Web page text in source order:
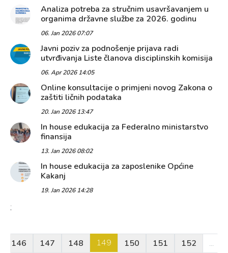
Analiza potreba za stručnim usavršavanjem u
organima državne službe za 2026. godinu
06. Jan 2026 07:07
Javni poziv za podnošenje prijava radi
utvrđivanja Liste članova disciplinskih komisija
06. Apr 2026 14:05
Online konsultacije o primjeni novog Zakona o
zaštiti ličnih podataka
20. Jan 2026 13:47
In house edukacija za Federalno ministarstvo
finansija
13. Jan 2026 08:02
In house edukacija za zaposlenike Općine
Kakanj
19. Jan 2026 14:28
;
146 147 148 149 150 151 152 ...